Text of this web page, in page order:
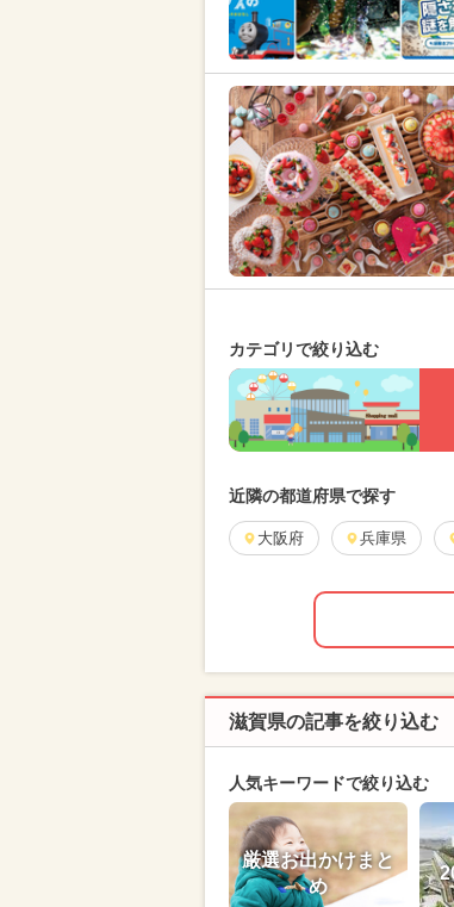
カテゴリで絞り込む
近隣の都道府県で探す
大阪府 兵庫県
滋賀県の記事を絞り込む
人気キーワードで絞り込む
厳選お出かけまと
め